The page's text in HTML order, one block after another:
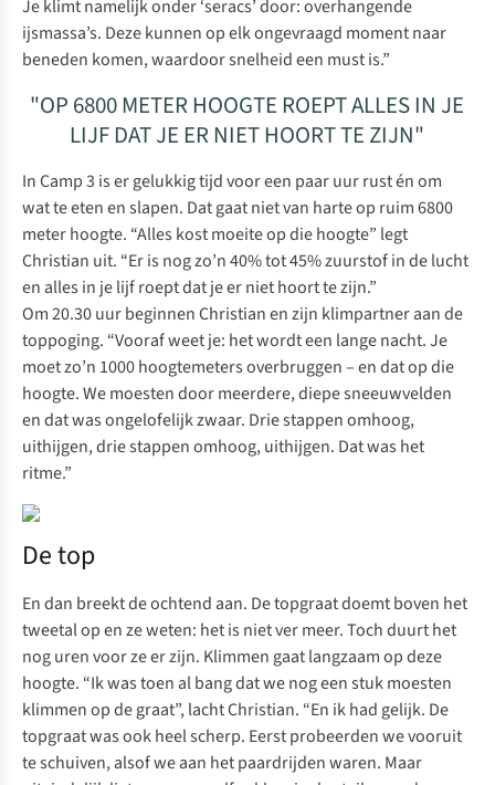
Je klimt namelijk onder ‘seracs’ door: overhangende
ijsmassa’s. Deze kunnen op elk ongevraagd moment naar
beneden komen, waardoor snelheid een must is.”
"OP 6800 METER HOOGTE ROEPT ALLES IN JE
LIJF DAT JE ER NIET HOORT TE ZIJN"
In Camp 3 is er gelukkig tijd voor een paar uur rust én om
wat te eten en slapen. Dat gaat niet van harte op ruim 6800
meter hoogte. “Alles kost moeite op die hoogte” legt
Christian uit. “Er is nog zo’n 40% tot 45% zuurstof in de lucht
en alles in je lijf roept dat je er niet hoort te zijn.”
Om 20.30 uur beginnen Christian en zijn klimpartner aan de
toppoging. “Vooraf weet je: het wordt een lange nacht. Je
moet zo’n 1000 hoogtemeters overbruggen – en dat op die
hoogte. We moesten door meerdere, diepe sneeuwvelden
en dat was ongelofelijk zwaar. Drie stappen omhoog,
uithijgen, drie stappen omhoog, uithijgen. Dat was het
ritme.”
De top
En dan breekt de ochtend aan. De topgraat doemt boven het
tweetal op en ze weten: het is niet ver meer. Toch duurt het
nog uren voor ze er zijn. Klimmen gaat langzaam op deze
hoogte. “Ik was toen al bang dat we nog een stuk moesten
klimmen op de graat”, lacht Christian. “En ik had gelijk. De
topgraat was ook heel scherp. Eerst probeerden we vooruit
te schuiven, alsof we aan het paardrijden waren. Maar